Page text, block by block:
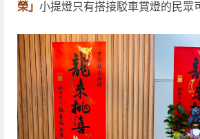
榮」小提燈只有搭接駁車賞燈的民眾